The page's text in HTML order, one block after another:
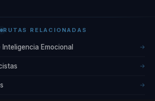
RUTAS RELACIONADAS
Emocional →
→
→